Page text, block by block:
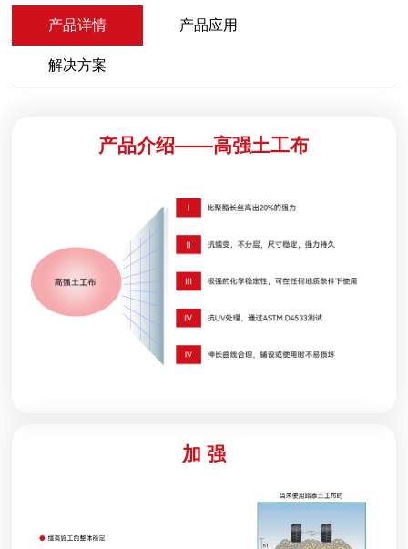
产品详情 产品应用
解决方案
产品介绍——高强土工布
加 强